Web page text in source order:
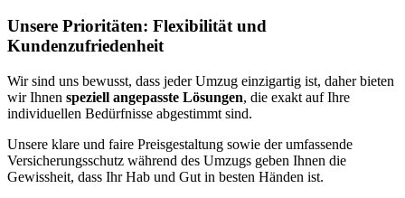
Unsere Prioritäten: Flexibilität und
Kundenzufriedenheit
Wir sind uns bewusst, dass jeder Umzug einzigartig ist, daher bieten
wir Ihnen speziell angepasste Lösungen, die exakt auf Ihre
individuellen Bedürfnisse abgestimmt sind.
Unsere klare und faire Preisgestaltung sowie der umfassende
Versicherungsschutz während des Umzugs geben Ihnen die
Gewissheit, dass Ihr Hab und Gut in besten Händen ist.